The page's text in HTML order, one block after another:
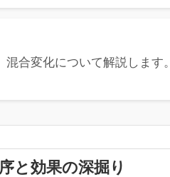
合変化について解説します。
と効果の深掘り